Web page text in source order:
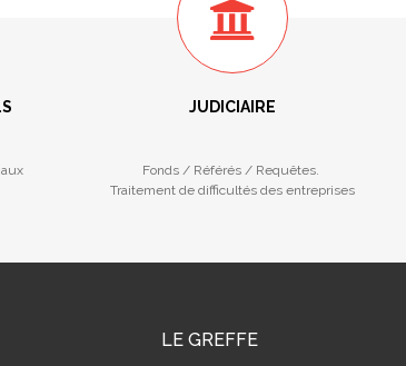
JUDICIAIRE
Fonds / Référés / Requêtes.
Traitement de difficultés des entreprises
LE GREFFE